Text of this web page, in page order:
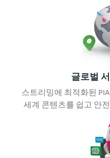
글로벌
스트리밍에 최적화된
세계 콘텐츠를 쉽고 안